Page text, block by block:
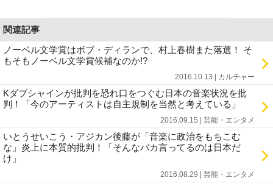
関連記事
ノーベル文学賞はボブ・ディランで、村上春樹また落選！ そ
もそもノーベル文学賞候補なのか!?
2016.10.13 | カルチャー
Kダブシャインが批判を恐れ口をつぐむ日本の音楽状況を批
判！「今のアーティストは自主規制を当然と考えている」
2016.09.15 | 芸能・エンタメ
いとうせいこう・アジカン後藤が「音楽に政治をもちこむ
な」炎上に本質的批判！「そんなバカ言ってるのは日本だ
け」
2016.08.29 | 芸能・エンタメ